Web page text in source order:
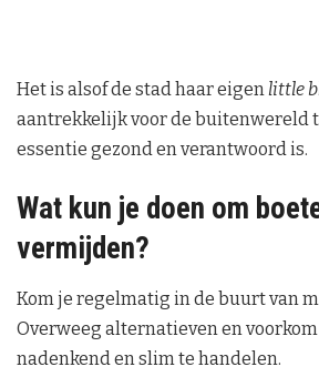
Het is alsof de stad haar eigenlittle
aantrekkelijk voor de buitenwereld
essentie gezond en verantwoord is.
Wat kun je doen om
vermijden?
Kom je regelmatig in de buurt van
Overweeg alternatieven en
nadenkend en slim te handelen.